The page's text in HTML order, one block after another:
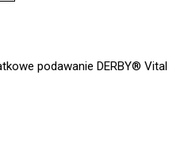
podawanie DERBY® Vital